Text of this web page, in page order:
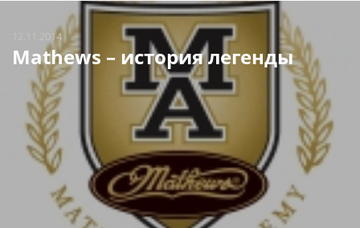
12.11.2014
Mathews – история легенды